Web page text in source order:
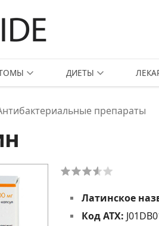
ДИЕТЫ
препараты
Латинское
Код АТХ: